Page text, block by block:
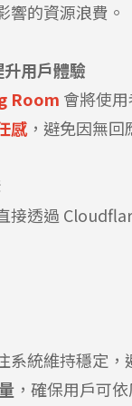
響的資源浪費。
用戶體驗
Room 會將使
感，避免因無回
接透過
系統維持穩定
，確保用戶可